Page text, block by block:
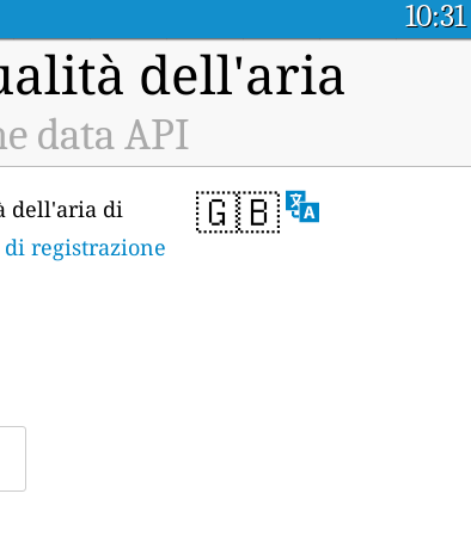
10:31
dell'aria
data API
🇬🇧
dell'aria di
registrazione